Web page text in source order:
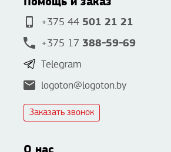
+375 44 501 21 21
+375 17 388-59-69
Telegram
logoton@logoton.by
Заказать звонок